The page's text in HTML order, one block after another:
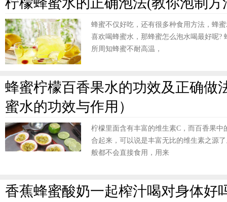
蜂蜜不仅好吃，还有很多种食用方法，蜂
喜欢喝蜂蜜水，那蜂蜜怎么泡水喝最好呢?
所周知蜂蜜不耐高温，
蜂蜜柠檬百香果水的功效及正确做
蜜水的功效与作用）
柠檬里面含有丰富的维生素C，而百香果
合起来，可以说是丰富无比的维生素之源
般都不会直接食用，用来
香蕉蜂蜜酸奶一起榨汁喝对身体好